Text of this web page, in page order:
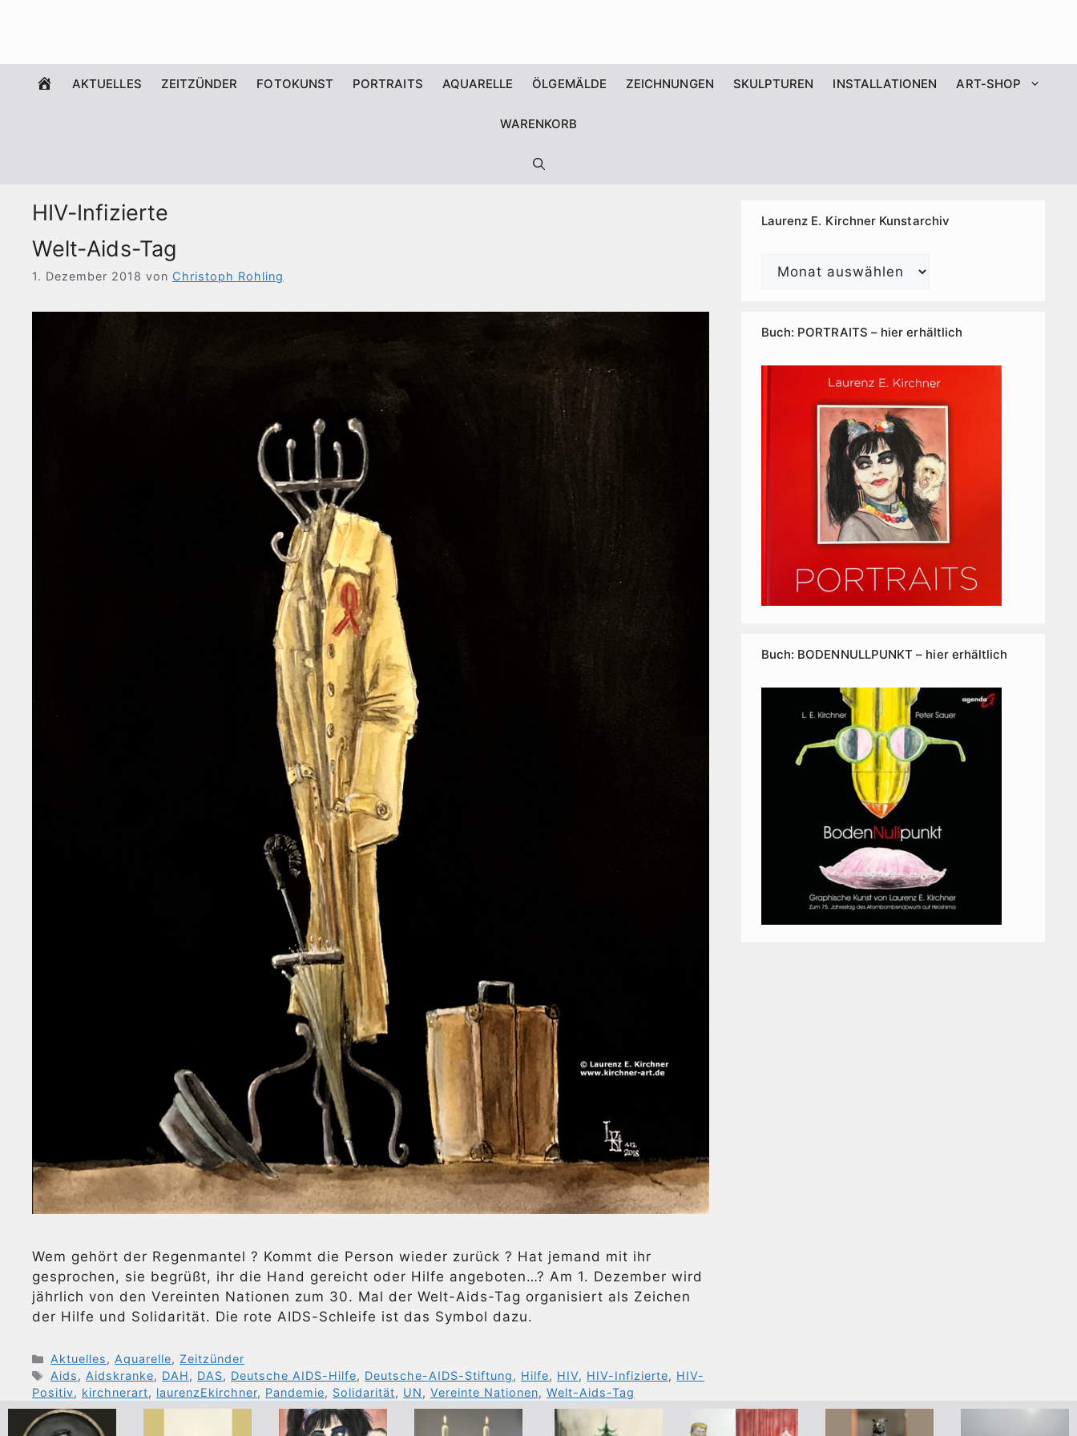
WILLKOMMEN
AKTUELLES ZEITZÜNDER FOTOKUNST PORTRAITS AQUARELLE ÖLGEMÄLDE ZEICHNUNGEN SKULPTUREN INSTALLATIONEN ART-SHOP
WARENKORB
HIV-Infizierte
Welt-Aids-Tag
1. Dezember 2018 von Christoph Rohling
Wem gehört der Regenmantel ? Kommt die Person wieder zurück ? Hat jemand mit ihr
gesprochen, sie begrüßt, ihr die Hand gereicht oder Hilfe angeboten…? Am 1. Dezember wird
jährlich von den Vereinten Nationen zum 30. Mal der Welt-Aids-Tag organisiert als Zeichen
der Hilfe und Solidarität. Die rote AIDS-Schleife ist das Symbol dazu.
Kategorien
Aktuelles, Aquarelle, Zeitzünder
Schlagwörter
Aids, Aidskranke, DAH, DAS, Deutsche AIDS-Hilfe, Deutsche-AIDS-Stiftung, Hilfe, HIV, HIV-Infizierte, HIV-
Positiv, kirchnerart, laurenzEkirchner, Pandemie, Solidarität, UN, Vereinte Nationen, Welt-Aids-Tag
Laurenz E. Kirchner Kunstarchiv
Laurenz
Buch: PORTRAITS – hier erhältlich
Buch: BODENNULLPUNKT – hier erhältlich